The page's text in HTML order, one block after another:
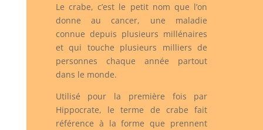
Le crabe, c’est le petit nom que l’on
donne au cancer, une maladie
connue depuis plusieurs millénaires
et qui touche plusieurs milliers de
personnes chaque année partout
dans le monde.
Utilisé pour la première fois par
Hippocrate, le terme de crabe fait
référence à la forme que prennent